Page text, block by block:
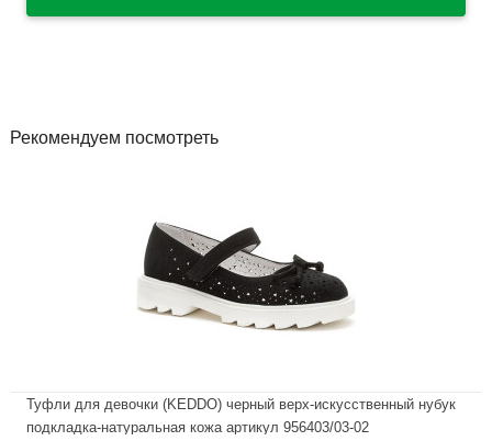
Рекомендуем посмотреть
Туфли для девочки (KEDDO) черный верх-искусственный нубук
подкладка-натуральная кожа артикул 956403/03-02